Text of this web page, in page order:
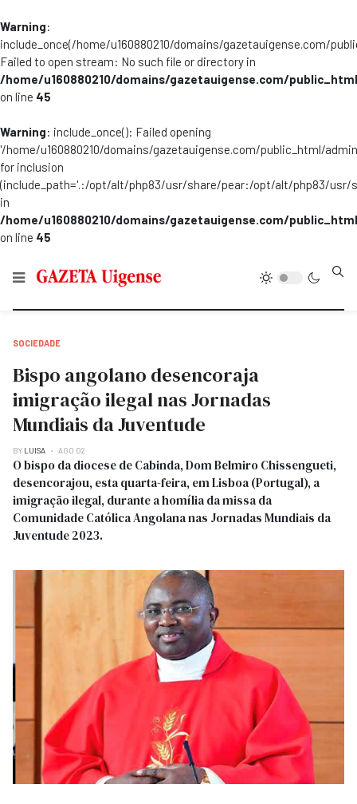
Warning:
include_once(/home/u160880210/domains/gazetauigense.com/
Failed to open stream: No such file or directory in
/home/u160880210/domains/gazetauigense.com/
on line 45
Warning: include_once(): Failed opening
'/home/u160880210/domains/gazetauigense.com/public_html/
for inclusion
(include_path='.:/opt/alt/php83/usr/share/pear:/opt/alt/php83/
in
/home/u160880210/domains/gazetauigense.com/
on line 45
SOCIEDADE
Bispo angolano desencoraja
imigração ilegal nas Jornadas
Mundiais da Juventude
BY LUISA AGO 02
O bispo da diocese de Cabinda, Dom Belmiro Chissengueti,
desencorajou, esta quarta-feira, em Lisboa (Portugal), a
imigração ilegal, durante a homília da missa da
Comunidade Católica Angolana nas Jornadas Mundiais da
Juventude 2023.